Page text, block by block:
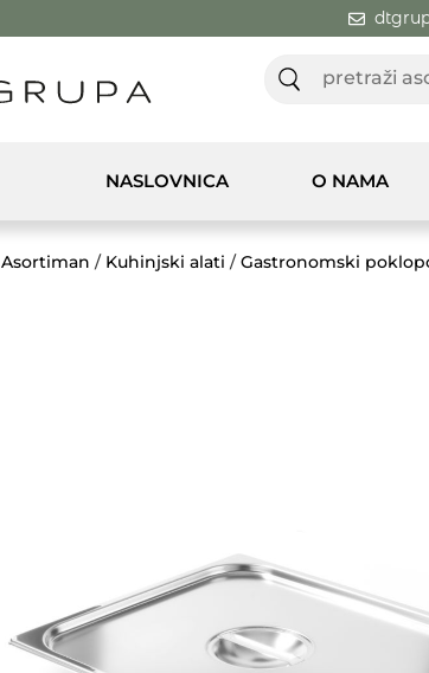
NASLOVNICA O NAMA
Asortiman / Kuhinjski alati /Gastronomski